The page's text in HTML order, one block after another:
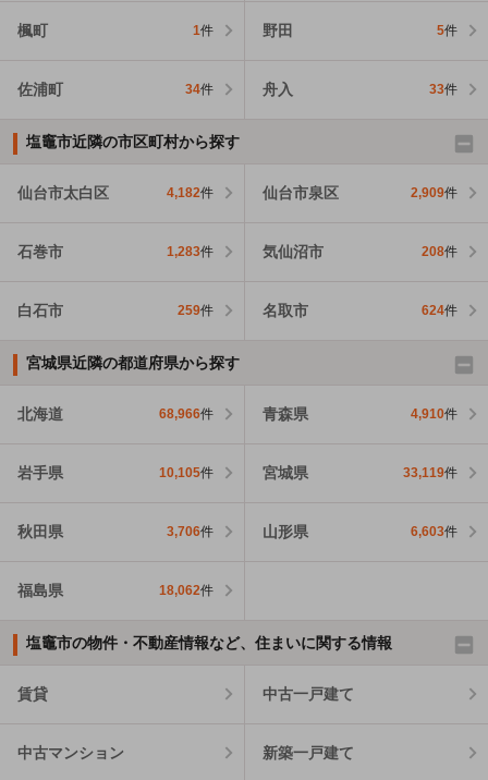
楓町 1件 野田 5件
佐浦町 34件 舟入 33件
塩竈市近隣の市区町村から探す
仙台市太白区 4,182件 仙台市泉区 2,909件
石巻市 1,283件 気仙沼市 208件
白石市 259件 名取市 624件
宮城県近隣の都道府県から探す
北海道 68,966件 青森県 4,910件
岩手県 10,105件 宮城県 33,119件
秋田県 3,706件 山形県 6,603件
福島県 18,062件
塩竈市の物件・不動産情報など、住まいに関する情報
賃貸 中古一戸建て
中古マンション 新築一戸建て